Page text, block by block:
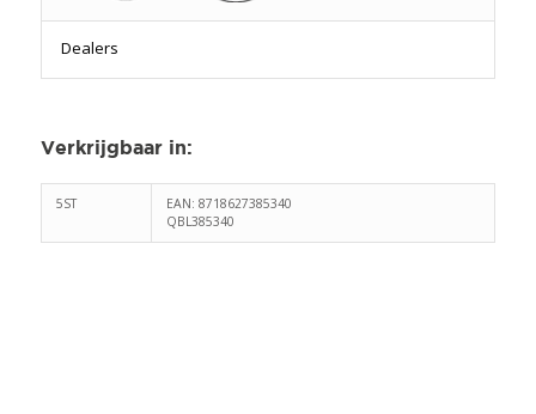
Dealers
Verkrijgbaar in:
5ST
EAN: 8718627385340
QBL385340